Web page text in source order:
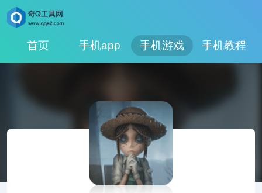
首页 手机app 手机游戏 手机教程